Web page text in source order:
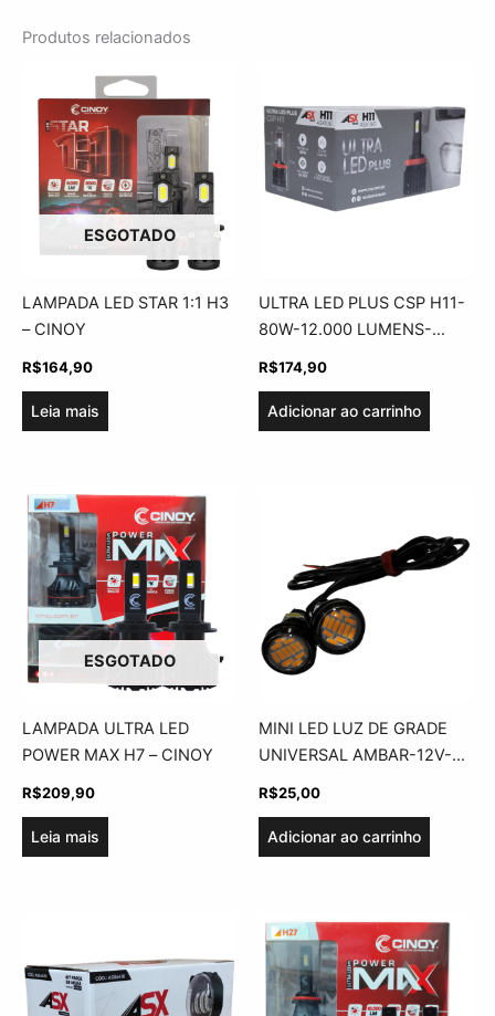
Produtos relacionados
ESGOTADO
LAMPADA LED STAR 1:1 H3
– CINOY
R$164,90
Leia mais
ULTRA LED PLUS CSP H11-
80W-12.000 LUMENS-
R$174,90
Adicionar ao carrinho
ESGOTADO
LAMPADA ULTRA LED
POWER MAX H7 – CINOY
R$209,90
Leia mais
MINI LED LUZ DE GRADE
UNIVERSAL AMBAR-12V-
R$25,00
Adicionar ao carrinho